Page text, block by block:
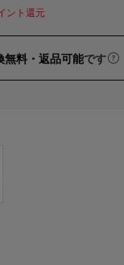
ント還元
無料・返品可能です